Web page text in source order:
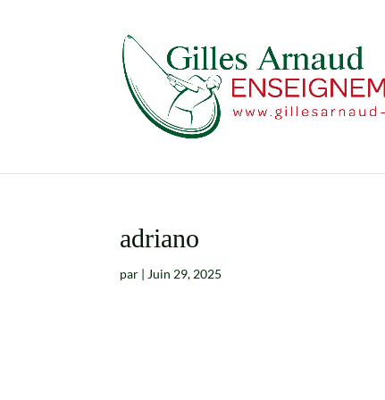
adriano
par | Juin 29, 2025